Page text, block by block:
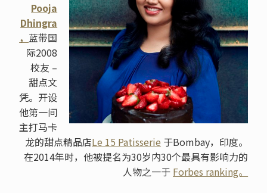
Pooja
Dhingra
，蓝带国
际2008
校友 –
甜点文
凭。开设
他第一间
主打马卡
龙的甜点精品店Le 15 Patisserie 于Bombay，印度。
在2014年时，他被提名为30岁内30个最具有影响力的
人物之一于 Forbes ranking。